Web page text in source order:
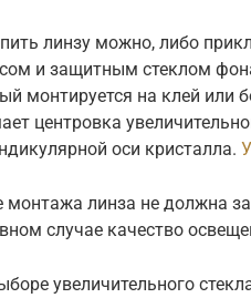
линзу можно, либо
и защитным стеклом
монтируется на клей или
центровка
оси кристалла.
монтажа линза не должна
случае качество
увеличительного